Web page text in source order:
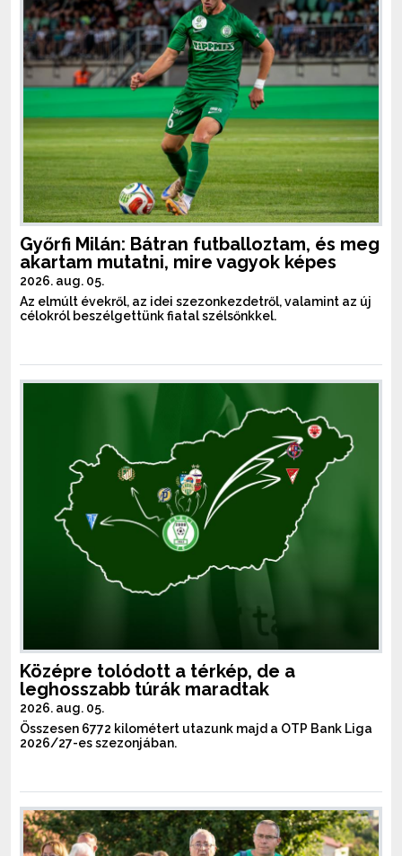
Győrfi Milán: Bátran futballoztam, és meg
akartam mutatni, mire vagyok képes
2026. aug. 05.
Az elmúlt évekről, az idei szezonkezdetről, valamint az új
célokról beszélgettünk fiatal szélsőnkkel.
Középre tolódott a térkép, de a
leghosszabb túrák maradtak
2026. aug. 05.
Összesen 6772 kilométert utazunk majd a OTP Bank Liga
2026/27-es szezonjában.